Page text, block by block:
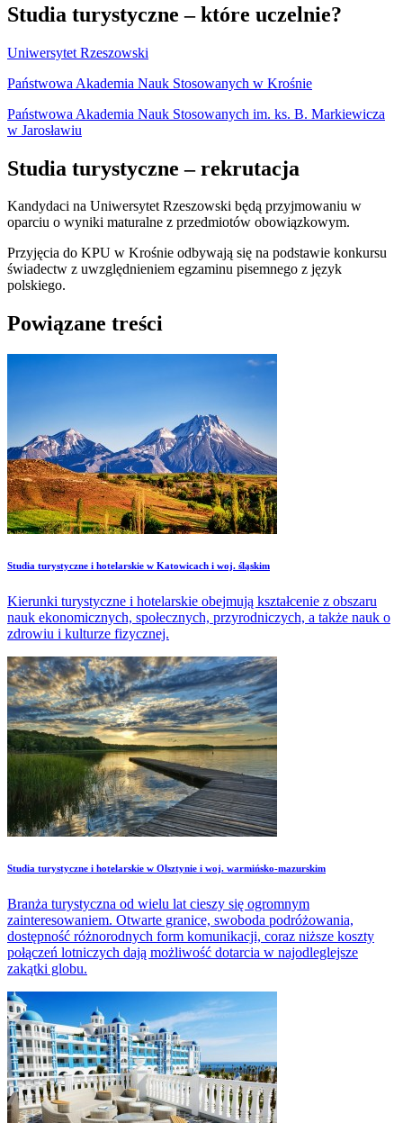
Studia turystyczne – które uczelnie?
Uniwersytet Rzeszowski
Państwowa Akademia Nauk Stosowanych w Krośnie
Państwowa Akademia Nauk Stosowanych im. ks. B. Markiewicza
w Jarosławiu
Studia turystyczne – rekrutacja
Kandydaci na Uniwersytet Rzeszowski będą przyjmowaniu w
oparciu o wyniki maturalne z przedmiotów obowiązkowym.
Przyjęcia do KPU w Krośnie odbywają się na podstawie konkursu
świadectw z uwzględnieniem egzaminu pisemnego z język
polskiego.
Powiązane treści
Studia turystyczne i hotelarskie w Katowicach i woj. śląskim
Kierunki turystyczne i hotelarskie obejmują kształcenie z obszaru
nauk ekonomicznych, społecznych, przyrodniczych, a także nauk o
zdrowiu i kulturze fizycznej.
Studia turystyczne i hotelarskie w Olsztynie i woj. warmińsko-mazurskim
Branża turystyczna od wielu lat cieszy się ogromnym
zainteresowaniem. Otwarte granice, swoboda podróżowania,
dostępność różnorodnych form komunikacji, coraz niższe koszty
połączeń lotniczych dają możliwość dotarcia w najodleglejsze
zakątki globu.